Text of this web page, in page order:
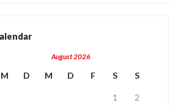
August 2026
M D M D F S S
1 2